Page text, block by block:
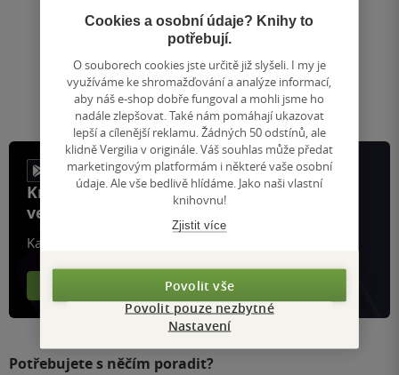
Zobrazeno 20 z 20
Přejít
na
stránku
Knihy, recenze a klubové výhody
ve vaší kapse a naší appce KDčko
Každý měsíc společně přečteme tisíce knih
Více o klubu
Potřebujete s něčím poradit?
Cookies a osobní údaje? Knihy to
potřebují.
O souborech cookies jste určitě již slyšeli. I my je
využíváme ke shromažďování a analýze informací,
aby náš e-shop dobře fungoval a mohli jsme ho
nadále zlepšovat. Také nám pomáhají ukazovat
lepší a cílenější reklamu. Žádných 50 odstínů, ale
klidně Vergilia v originále. Váš souhlas může předat
marketingovým platformám i některé vaše osobní
údaje. Ale vše bedlivě hlídáme. Jako naši vlastní
knihovnu!
Zjistit více
Povolit vše
Povolit pouze nezbytné
Nastavení